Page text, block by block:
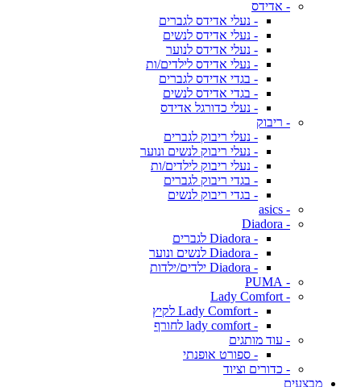
- אדידס
- נעלי אדידס לגברים
- נעלי אדידס לנשים
- נעלי אדידס לנוער
- נעלי אדידס לילדים/ות
- בגדי אדידס לגברים
- בגדי אדידס לנשים
- נעלי כדורגל אדידס
- ריבוק
- נעלי ריבוק לגברים
- נעלי ריבוק לנשים ונוער
- נעלי ריבוק לילדים/ות
- בגדי ריבוק לגברים
- בגדי ריבוק לנשים
- asics
- Diadora
- Diadora לגברים
- Diadora לנשים ונוער
- Diadora ילדים/ילדות
- PUMA
- Lady Comfort
- Lady Comfort לקיץ
- lady comfort לחורף
- עוד מותגים
- ספורט אופנתי
- כדורים וציוד
מבצעים